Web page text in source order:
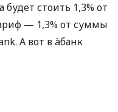
будет стоить 1,3% от
— 1,3% от суммы
А вот в àбанк